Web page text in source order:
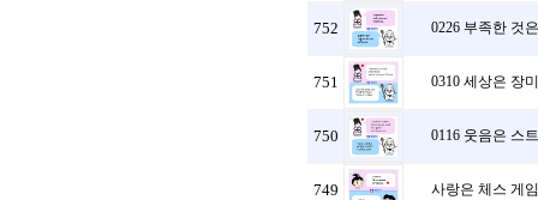
752 0226 부족한 것
751 0310 세상은 장
750 0116 웃음은 스
749 사랑은 체스 게